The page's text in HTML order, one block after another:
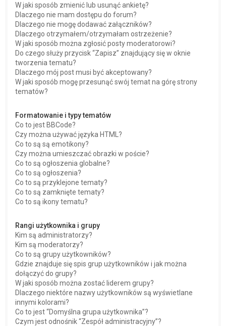
W jaki sposób zmienić lub usunąć ankietę?
Dlaczego nie mam dostępu do forum?
Dlaczego nie mogę dodawać załączników?
Dlaczego otrzymałem/otrzymałam ostrzeżenie?
W jaki sposób można zgłosić posty moderatorowi?
Do czego służy przycisk “Zapisz” znajdujący się w oknie
tworzenia tematu?
Dlaczego mój post musi być akceptowany?
W jaki sposób mogę przesunąć swój temat na górę strony
tematów?
Formatowanie i typy tematów
Co to jest BBCode?
Czy można używać języka HTML?
Co to są są emotikony?
Czy można umieszczać obrazki w poście?
Co to są ogłoszenia globalne?
Co to są ogłoszenia?
Co to są przyklejone tematy?
Co to są zamknięte tematy?
Co to są ikony tematu?
Rangi użytkownika i grupy
Kim są administratorzy?
Kim są moderatorzy?
Co to są grupy użytkowników?
Gdzie znajduje się spis grup użytkowników i jak można
dołączyć do grupy?
W jaki sposób można zostać liderem grupy?
Dlaczego niektóre nazwy użytkowników są wyświetlane
innymi kolorami?
Co to jest “Domyślna grupa użytkownika”?
Czym jest odnośnik “Zespół administracyjny”?